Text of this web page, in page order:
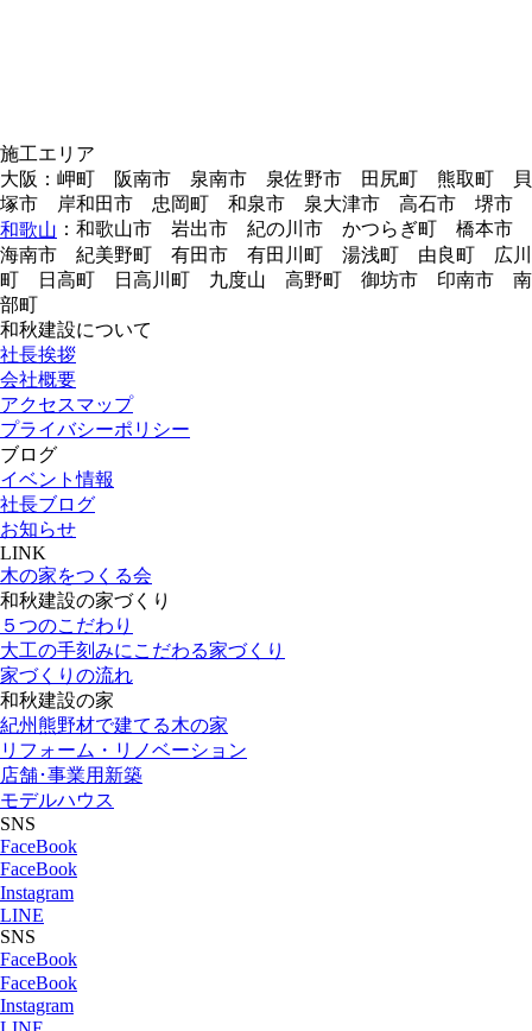
施工エリア
大阪：岬町 阪南市 泉南市 泉佐野市 田尻町 熊取町 貝
塚市 岸和田市 忠岡町 和泉市 泉大津市 高石市 堺市
和歌山 ：和歌山市 岩出市 紀の川市 かつらぎ町 橋本市
海南市 紀美野町 有田市 有田川町 湯浅町 由良町 広川
町 日高町 日高川町 九度山 高野町 御坊市 印南市 南
部町
和秋建設について
社長挨拶
会社概要
アクセスマップ
プライバシーポリシー
ブログ
イベント情報
社長ブログ
お知らせ
LINK
木の家をつくる会
和秋建設の家づくり
５つのこだわり
大工の手刻みにこだわる家づくり
家づくりの流れ
和秋建設の家
紀州熊野材で建てる木の家
リフォーム・リノベーション
店舗･事業用新築
モデルハウス
SNS
FaceBook
FaceBook
Instagram
LINE
SNS
FaceBook
FaceBook
Instagram